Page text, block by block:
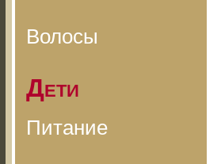
Волосы
Дети
Питание